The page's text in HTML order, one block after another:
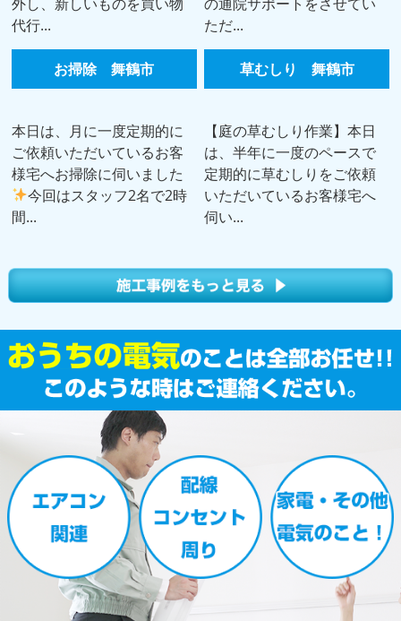
代行...
ただ...
お掃除 舞鶴市
本日は、月に一度定期的に
ご依頼いただいているお客
様宅へお掃除に伺いました
今回はスタッフ2名で2時
間...
草むしり 舞鶴市
【庭の草むしり作業】本日
は、半年に一度のペースで
定期的に草むしりをご依頼
いただいているお客様宅へ
伺い...